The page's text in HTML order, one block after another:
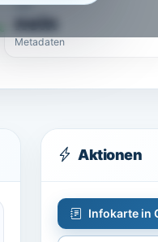
PDF
nein
Metadaten
Aktionen
Infokarte in